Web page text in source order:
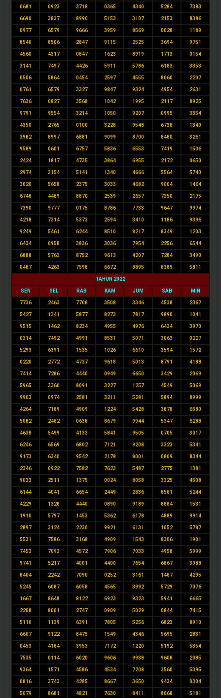
0681 0923 3718 0365 4340 5284 7383
6690 3837 8990 5153 3107 2153 8386
0977 6579 9666 3959 8569 0028 1189
8540 8506 2847 9115 2525 3694 9751
4560 4317 0847 1623 8919 1713 0154
3141 7497 4426 5911 5786 6183 3353
0506 5864 0454 2597 4555 8060 2207
0761 6579 3327 9847 9324 4954 2631
7636 0827 3568 1042 1995 2117 8925
9791 9554 3214 1050 9207 0995 3354
4350 2765 0100 3228 9548 6738 1340
3982 8997 6881 9099 8700 8480 3261
9589 0601 6757 5836 6553 7419 1506
2424 1817 4735 3864 6955 2172 0650
2974 3154 5141 1340 4666 5564 5740
3020 5658 2375 3033 4682 9004 1464
6748 4489 8870 2539 2657 7350 2175
7390 9777 0175 8786 7733 9647 9974
4218 7314 5373 2594 3410 1186 9396
9249 5461 6244 8510 8217 8349 1203
6434 0958 3836 3036 7954 2256 6544
6888 5763 8752 9613 4207 7284 3490
0487 4263 7598 6672 8895 8389 5811
TAHUN 2022
SEN SEL RAB KAM JUM SAB MIN
7736 2463 7708 3508 3346 4538 2367
5427 1341 5877 8273 7817 9890 1041
9515 1462 8234 4955 4976 6434 3970
0314 7492 4991 8531 5071 3063 0227
5293 6391 1535 1026 6610 3594 1572
0220 2772 4737 9618 5013 8791 4188
7414 7286 4440 0949 6650 3429 2069
5965 3360 8091 3227 1257 4549 5069
9903 0974 2581 3211 5281 5894 8999
4264 7189 4909 1224 5428 3878 6580
5082 2482 0638 8679 9944 5347 6288
4638 5499 4133 5841 9505 0705 3017
6246 6569 6802 7121 9208 3323 5341
9173 6340 9542 2178 8001 0809 8344
2346 0922 7582 7623 5487 2775 1381
9033 2511 1375 0024 8058 3325 4508
6144 4041 6654 2449 2836 8581 5244
4229 1328 4440 0890 9189 8884 1531
1910 5797 1453 5362 6178 4889 9914
2897 3124 2230 9921 6131 1052 5787
5531 7586 3168 4909 1543 8306 1901
7453 7093 4572 7906 7033 4958 5999
9741 5217 4001 4400 7654 6867 3988
8404 2242 7090 0252 3161 1487 4295
5245 6087 6058 4565 3992 5729 7076
1667 8648 8122 6923 9323 5941 6665
2208 8001 2747 0909 5029 0844 7415
5110 1139 6391 7805 5256 6823 8910
6607 9122 8475 1549 4346 5695 2831
0453 4184 3953 7172 1220 5192 5354
7535 0114 6020 9606 9938 9608 2085
9364 1571 4586 4534 7208 3560 5395
0816 3743 4285 8667 3650 9434 0304
5079 8681 4821 7630 8411 8068 5181